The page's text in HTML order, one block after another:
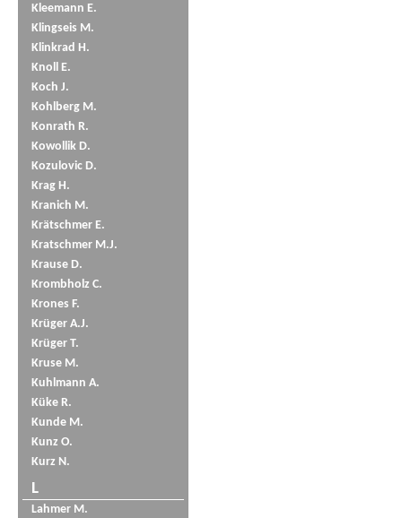
Kleemann E.
Klingseis M.
Klinkrad H.
Knoll E.
Koch J.
Kohlberg M.
Konrath R.
Kowollik D.
Kozulovic D.
Krag H.
Kranich M.
Krätschmer E.
Kratschmer M.J.
Krause D.
Krombholz C.
Krones F.
Krüger A.J.
Krüger T.
Kruse M.
Kuhlmann A.
Küke R.
Kunde M.
Kunz O.
Kurz N.
L
Lahmer M.